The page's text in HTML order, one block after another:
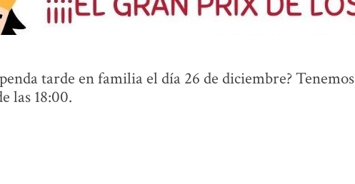
tarde en familia el día 26 de diciembre?
las 18:00.